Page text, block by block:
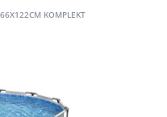
KOMPLEKT